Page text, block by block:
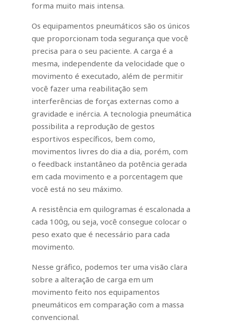
forma muito mais intensa.
Os equipamentos pneumáticos são os únicos
que proporcionam toda segurança que você
precisa para o seu paciente. A carga é a
mesma, independente da velocidade que o
movimento é executado, além de permitir
você fazer uma reabilitação sem
interferências de forças externas como a
gravidade e inércia. A tecnologia pneumática
possibilita a reprodução de gestos
esportivos específicos, bem como,
movimentos livres do dia a dia, porém, com
o feedback instantâneo da potência gerada
em cada movimento e a porcentagem que
você está no seu máximo.
A resistência em quilogramas é escalonada a
cada 100g, ou seja, você consegue colocar o
peso exato que é necessário para cada
movimento.
Nesse gráfico, podemos ter uma visão clara
sobre a alteração de carga em um
movimento feito nos equipamentos
pneumáticos em comparação com a massa
convencional.